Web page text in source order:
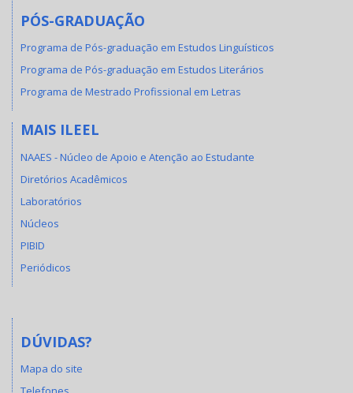
PÓS-GRADUAÇÃO
Programa de Pós-graduação em Estudos Linguísticos
Programa de Pós-graduação em Estudos Literários
Programa de Mestrado Profissional em Letras
MAIS ILEEL
NAAES - Núcleo de Apoio e Atenção ao Estudante
Diretórios Acadêmicos
Laboratórios
Núcleos
PIBID
Periódicos
DÚVIDAS?
Mapa do site